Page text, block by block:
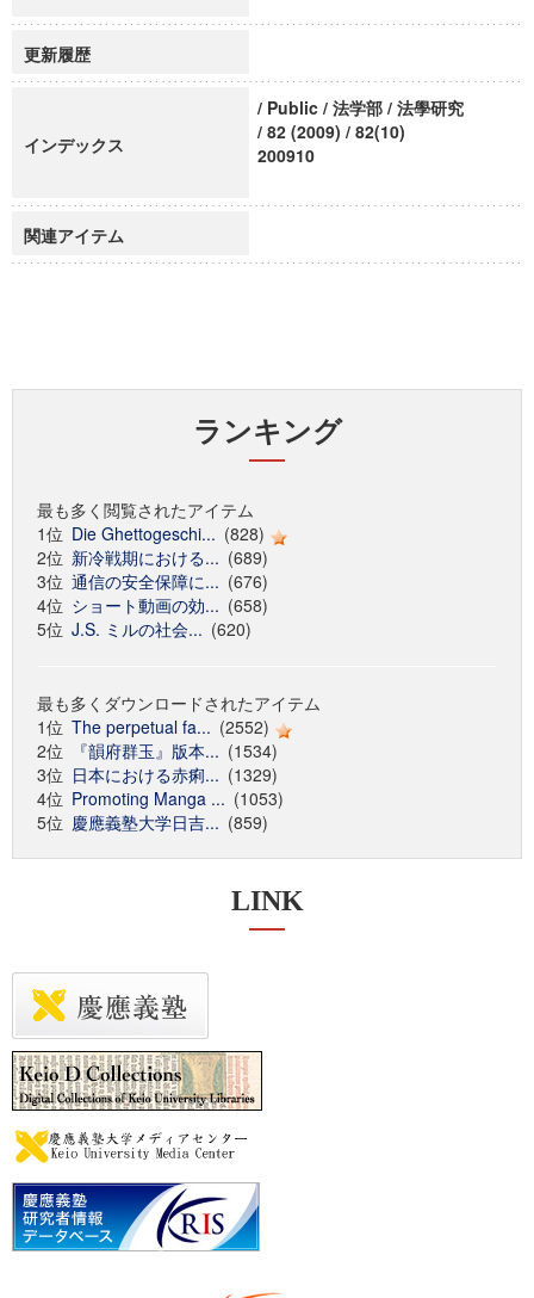
更新履歴
インデックス
/ Public / 法学部 / 法學研究
/ 82 (2009) / 82(10)
200910
関連アイテム
ランキング
最も多く閲覧されたアイテム
1位 Die Ghettogeschi... (828)
2位 新冷戦期における... (689)
3位 通信の安全保障に... (676)
4位 ショート動画の効... (658)
5位 J.S. ミルの社会... (620)
最も多くダウンロードされたアイテム
1位 The perpetual fa... (2552)
2位
『韻府群玉』版本... (1534)
3位 日本における赤痢... (1329)
4位 Promoting Manga ... (1053)
5位 慶應義塾大学日吉... (859)
LINK